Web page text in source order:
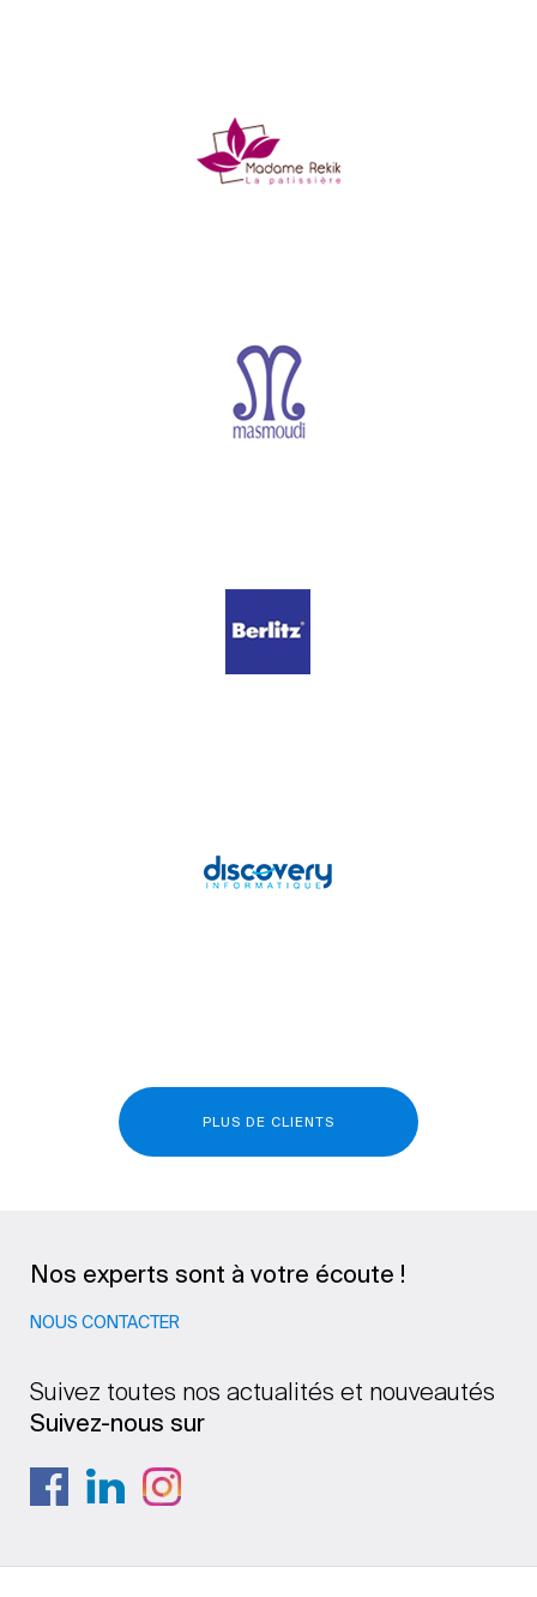
PLUS DE CLIENTS
Nos experts sont à votre écoute !
NOUS CONTACTER
Suivez toutes nos actualités et nouveautés
Suivez-nous sur